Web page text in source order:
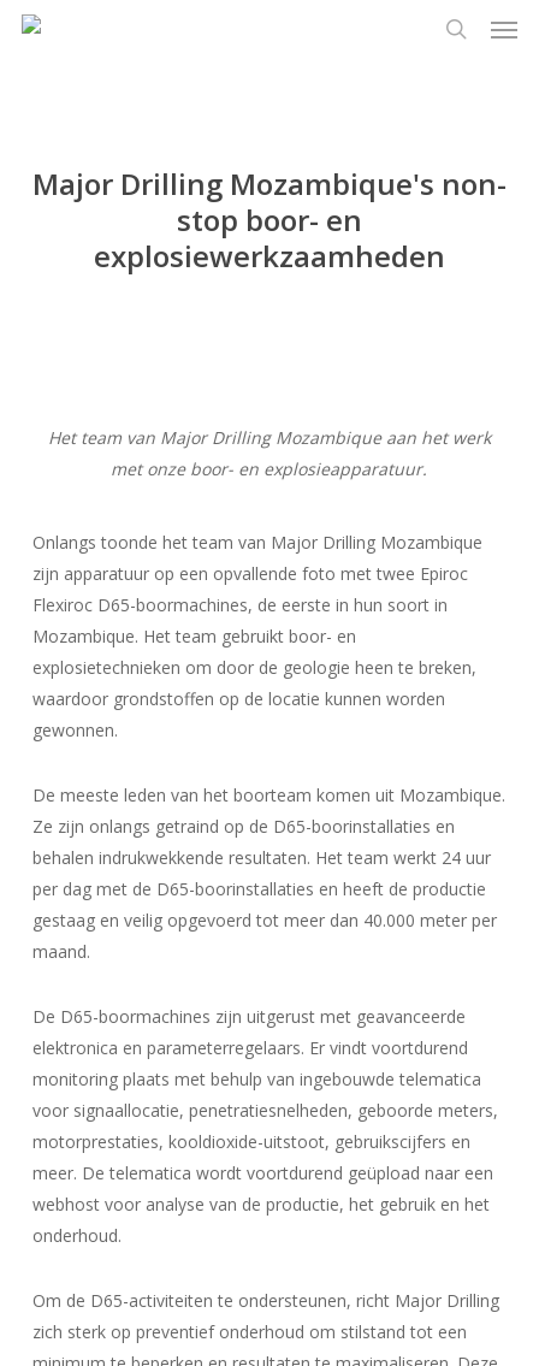
Major Drilling Mozambique's non-
stop boor- en
explosiewerkzaamheden
Het team van Major Drilling Mozambique aan het werk
met onze boor- en explosieapparatuur.
Onlangs toonde het team van Major Drilling Mozambique
zijn apparatuur op een opvallende foto met twee Epiroc
Flexiroc D65-boormachines, de eerste in hun soort in
Mozambique. Het team gebruikt boor- en
explosietechnieken om door de geologie heen te breken,
waardoor grondstoffen op de locatie kunnen worden
gewonnen.
De meeste leden van het boorteam komen uit Mozambique.
Ze zijn onlangs getraind op de D65-boorinstallaties en
behalen indrukwekkende resultaten. Het team werkt 24 uur
per dag met de D65-boorinstallaties en heeft de productie
gestaag en veilig opgevoerd tot meer dan 40.000 meter per
maand.
De D65-boormachines zijn uitgerust met geavanceerde
elektronica en parameterregelaars. Er vindt voortdurend
monitoring plaats met behulp van ingebouwde telematica
voor signaallocatie, penetratiesnelheden, geboorde meters,
motorprestaties, kooldioxide-uitstoot, gebruikscijfers en
meer. De telematica wordt voortdurend geüpload naar een
webhost voor analyse van de productie, het gebruik en het
onderhoud.
Om de D65-activiteiten te ondersteunen, richt Major Drilling
zich sterk op preventief onderhoud om stilstand tot een